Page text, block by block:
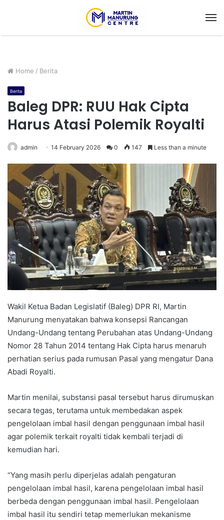
Home / Berita
Berita
Baleg DPR: RUU Hak Cipta
Harus Atasi Polemik Royalti
admin 14 February 2026 0 147 Less than a minute
Wakil Ketua Badan Legislatif (Baleg) DPR RI, Martin
Manurung menyatakan bahwa konsepsi Rancangan
Undang-Undang tentang Perubahan atas Undang-Undang
Nomor 28 Tahun 2014 tentang Hak Cipta harus menaruh
perhatian serius pada rumusan Pasal yang mengatur Dana
Abadi Royalti.
Martin menilai, substansi pasal tersebut harus dirumuskan
secara tegas, terutama untuk membedakan aspek
pengelolaan imbal hasil dengan penggunaan imbal hasil
agar polemik terkait royalti tidak kembali terjadi di
kemudian hari.
“Yang masih perlu diperjelas adalah pengaturan
pengelolaan imbal hasil, karena pengelolaan imbal hasil
berbeda dengan penggunaan imbal hasil. Pengelolaan
imbal hasil itu sendiri tetap memerlukan mekanisme